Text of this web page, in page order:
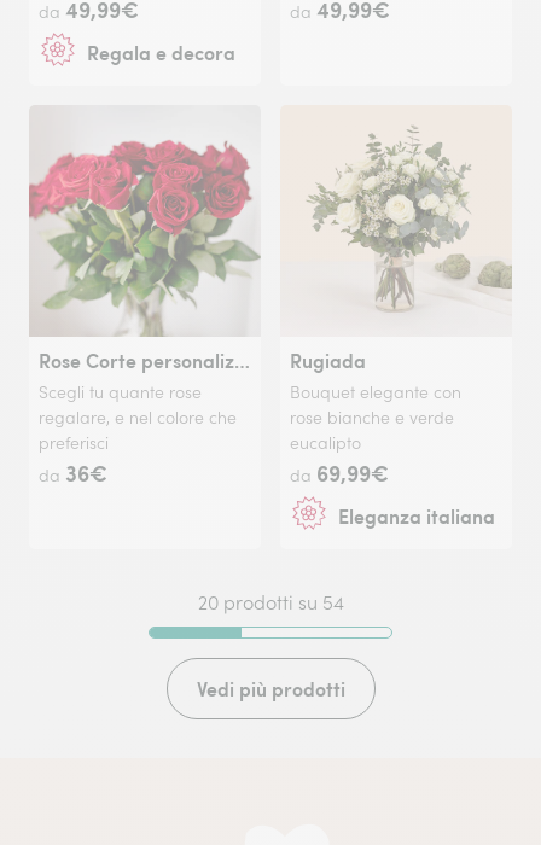
da 49,99€
Regala e decora
da 49,99€
Rose Corte personalizzabili
Scegli tu quante rose
regalare, e nel colore che
preferisci
da 36€
Rugiada
Bouquet elegante con
rose bianche e verde
eucalipto
da 69,99€
Eleganza italiana
20 prodotti su 54
Vedi più prodotti